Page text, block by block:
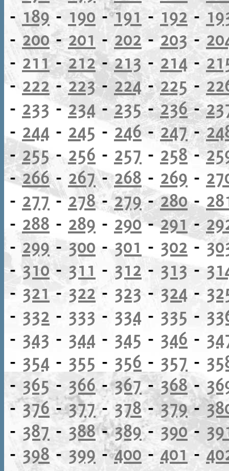
- 189 - 190 -191- 192 -
- 200-201 - 202-203 -
- 211-212-213 - 214 -
- 222 -223-224-225-
- 233 -234 -235-236-
- 244 - 245 - 246-247-
- 255- 256 - 257 - 258-
-266- 267-268 - 269 -
- 277-278-279-280-
- 288 - 289 - 290-291-
- 299 -300 - 301 - 302 -
-310- 311 - 312- 313 -
- 321 - 322 - 323 - 324 -
- 332 - 333 - 334 - 335 -
- 343 - 344 - 345 - 346 -
- 354 - 355 - 356 - 357 -
- 365 - 366-367-368-
-376-377-378- 379-
- 387 - 388-389- 390-
- 398 - 399 -400-401 -